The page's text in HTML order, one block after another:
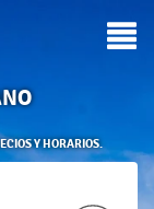
Y HORARIOS.